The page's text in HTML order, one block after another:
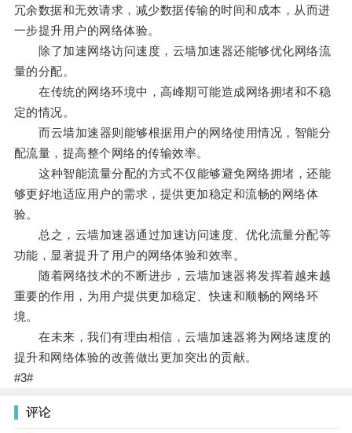
冗余数据和无效请求，减少数据传输的时间和成本，从而进
一步提升用户的网络体验。
除了加速网络访问速度，云墙加速器还能够优化网络流
量的分配。
在传统的网络环境中，高峰期可能造成网络拥堵和不稳
定的情况。
而云墙加速器则能够根据用户的网络使用情况，智能分
配流量，提高整个网络的传输效率。
这种智能流量分配的方式不仅能够避免网络拥堵，还能
够更好地适应用户的需求，提供更加稳定和流畅的网络体
验。
总之，云墙加速器通过加速访问速度、优化流量分配等
功能，显著提升了用户的网络体验和效率。
随着网络技术的不断进步，云墙加速器将发挥着越来越
重要的作用，为用户提供更加稳定、快速和顺畅的网络环
境。
在未来，我们有理由相信，云墙加速器将为网络速度的
提升和网络体验的改善做出更加突出的贡献。
#3#
评论